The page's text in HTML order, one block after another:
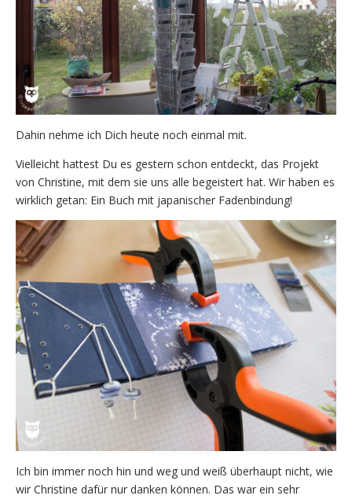
Dahin nehme ich Dich heute noch einmal mit.
Vielleicht hattest Du es gestern schon entdeckt, das Projekt
von Christine, mit dem sie uns alle begeistert hat. Wir haben es
wirklich getan: Ein Buch mit japanischer Fadenbindung!
Ich bin immer noch hin und weg und weiß überhaupt nicht, wie
wir Christine dafür nur danken können. Das war ein sehr